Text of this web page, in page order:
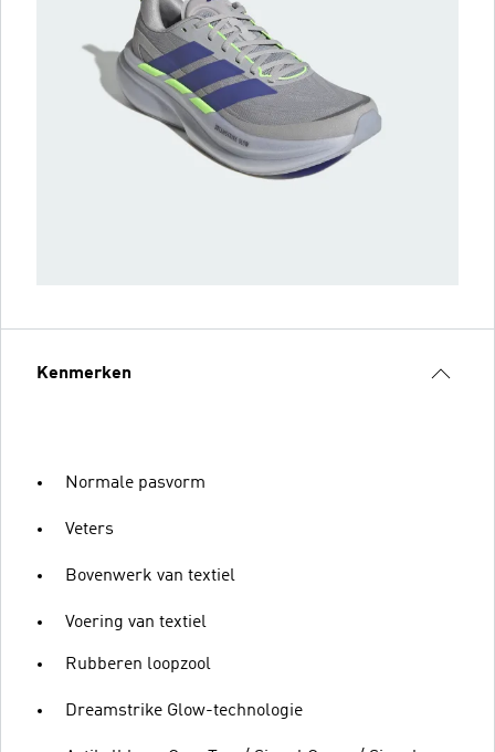
Kenmerken
Normale pasvorm
Veters
Bovenwerk van textiel
Voering van textiel
Rubberen loopzool
Dreamstrike Glow-technologie